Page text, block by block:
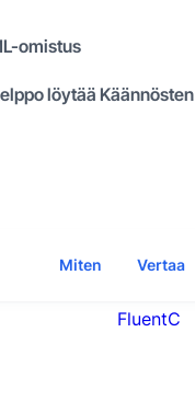
omistus
löytää
Miten Vertaa
FluentC